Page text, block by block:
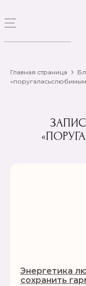
Главная страница
Энергетика
сохранить